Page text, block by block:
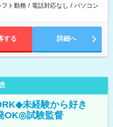
フト勤務 / 電話対応なし / パソコン
する 詳細へ
未経験から好き
OK◎試験監督